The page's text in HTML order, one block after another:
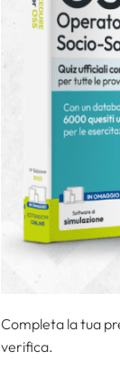
Completa la tua
verifica.